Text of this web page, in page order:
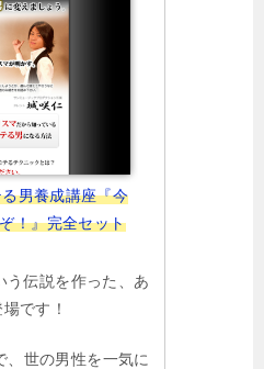
男養成講座『今
！』完全セット
う伝説を作った、あ
です！
、世の男性を一気に